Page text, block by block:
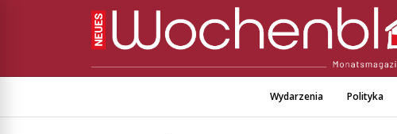
Wydarzenia Polityka